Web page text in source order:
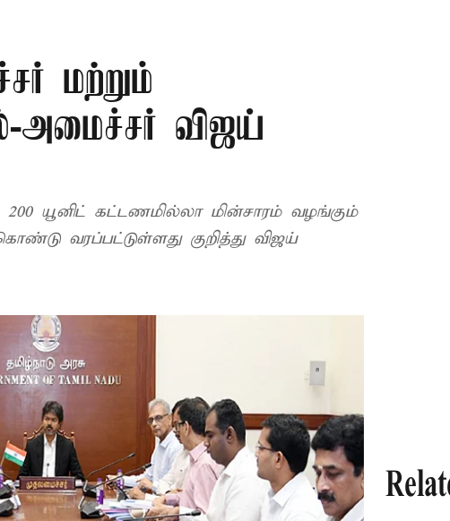
மற்றும்
அமைச்சர் விஜய்
யூனிட் கட்டணமில்லா மின்சாரம் வழங்கும்
வரப்பட்டுள்ளது குறித்து விஜய்